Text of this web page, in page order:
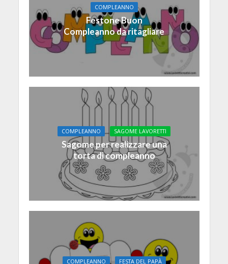
COMPLEANNO
Festone Buon
Compleanno da ritagliare
COMPLEANNO SAGOME LAVORETTI
Sagome per realizzare una
torta di compleanno
COMPLEANNO FESTA DEL PAPÀ